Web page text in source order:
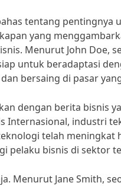
tentang pentingnya
yang
Menurut John Doe,
untuk beradaptasi
bersaing di pasar
dengan berita bisnis
Internasional, industri
telah meningkat
pelaku bisnis di sektor
Menurut Jane Smith,